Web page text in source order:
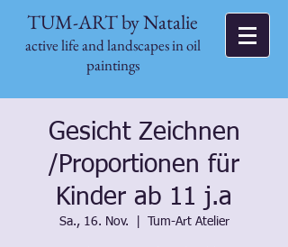
TUM-ART by Natalie
active life and landscapes in oil
paintings
Gesicht Zeichnen
/Proportionen für
Kinder ab 11 j.a
Sa., 16. Nov. Tum-Art Atelier